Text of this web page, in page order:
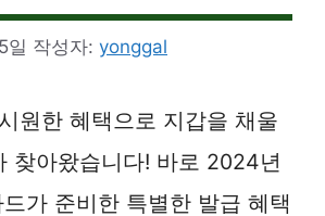
일 작성자: yonggal
원한 혜택으로 지갑을 채울
찾아왔습니다! 바로 2024년
가 준비한 특별한 발급 혜택